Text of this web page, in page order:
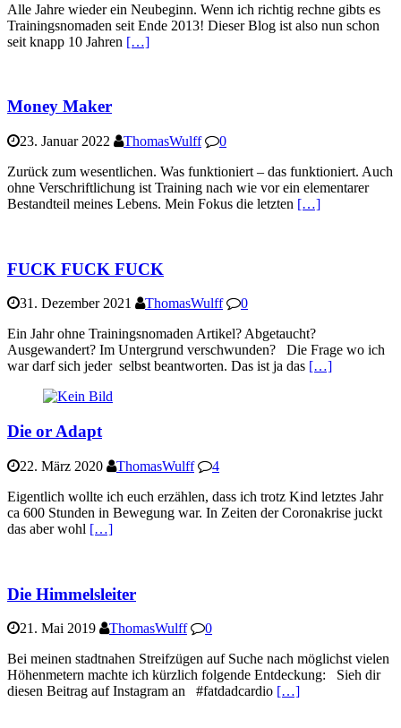
Alle Jahre wieder ein Neubeginn. Wenn ich richtig rechne gibts es
Trainingsnomaden seit Ende 2013! Dieser Blog ist also nun schon
seit knapp 10 Jahren […]
Money Maker
23. Januar 2022 ThomasWulff
0
Zurück zum wesentlichen. Was funktioniert – das funktioniert. Auch
ohne Verschriftlichung ist Training nach wie vor ein elementarer
Bestandteil meines Lebens. Mein Fokus die letzten […]
FUCK FUCK FUCK
31. Dezember 2021 ThomasWulff
0
Ein Jahr ohne Trainingsnomaden Artikel? Abgetaucht?
Ausgewandert? Im Untergrund verschwunden? Die Frage wo ich
war darf sich jeder selbst beantworten. Das ist ja das […]
Die or Adapt
22. März 2020 ThomasWulff
4
Eigentlich wollte ich euch erzählen, dass ich trotz Kind letztes Jahr
ca 600 Stunden in Bewegung war. In Zeiten der Coronakrise juckt
das aber wohl […]
Die Himmelsleiter
21. Mai 2019 ThomasWulff
0
Bei meinen stadtnahen Streifzügen auf Suche nach möglichst vielen
Höhenmetern machte ich kürzlich folgende Entdeckung: Sieh dir
diesen Beitrag auf Instagram an #fatdadcardio […]